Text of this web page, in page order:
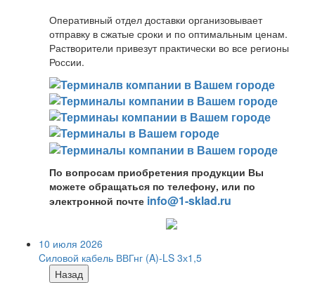
Оперативный отдел доставки организовывает
отправку в сжатые сроки и по оптимальным ценам.
Растворители привезут практически во все регионы
России.
По вопросам приобретения продукции Вы
можете обращаться по телефону, или по
электронной почте info@1-sklad.ru
10 июля 2026
Cиловой кабель ВВГнг (A)-LS 3х1,5
Назад